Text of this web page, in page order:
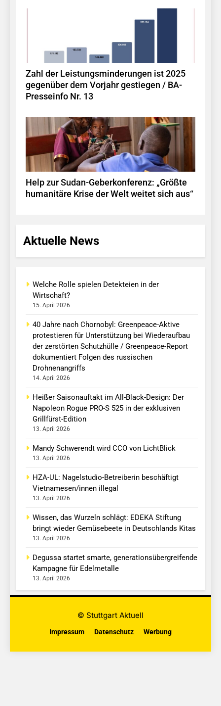
Zahl der Leistungsminderungen ist 2025
gegenüber dem Vorjahr gestiegen / BA-
Presseinfo Nr. 13
Help zur Sudan-Geberkonferenz: „Größte
humanitäre Krise der Welt weitet sich aus“
Aktuelle News
Welche Rolle spielen Detekteien in der
Wirtschaft?
15. April 2026
40 Jahre nach Chornobyl: Greenpeace-Aktive
protestieren für Unterstützung bei Wiederaufbau
der zerstörten Schutzhülle / Greenpeace-Report
dokumentiert Folgen des russischen
Drohnenangriffs
14. April 2026
Heißer Saisonauftakt im All-Black-Design: Der
Napoleon Rogue PRO-S 525 in der exklusiven
Grillfürst-Edition
13. April 2026
Mandy Schwerendt wird CCO von LichtBlick
13. April 2026
HZA-UL: Nagelstudio-Betreiberin beschäftigt
Vietnamesen/innen illegal
13. April 2026
Wissen, das Wurzeln schlägt: EDEKA Stiftung
bringt wieder Gemüsebeete in Deutschlands Kitas
13. April 2026
Degussa startet smarte, generationsübergreifende
Kampagne für Edelmetalle
13. April 2026
© Stuttgart Aktuell
Impressum Datenschutz Werbung